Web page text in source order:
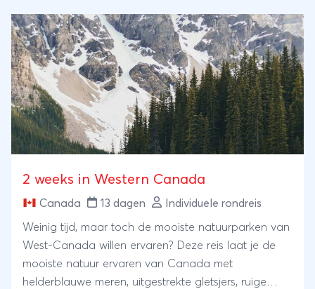
kleinschalige hotels en lodges. Net buiten het
Krugerpark overnacht u in een safaritent voor het
echte ‘Out of Africa’ gevoel.
2 weeks in Western Canada
Canada 13 dagen Individuele rondreis
Weinig tijd, maar toch de mooiste natuurparken van
West-Canada willen ervaren? Deze reis laat je de
mooiste natuur ervaren van Canada met
helderblauwe meren, uitgestrekte gletsjers, ruige